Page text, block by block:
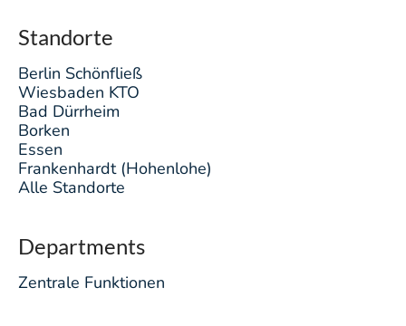
Standorte
Berlin Schönfließ
Wiesbaden KTO
Bad Dürrheim
Borken
Essen
Frankenhardt (Hohenlohe)
Alle Standorte
Departments
Zentrale Funktionen